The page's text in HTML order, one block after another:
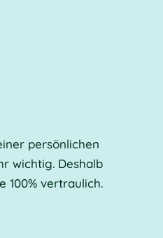
persönlichen
wichtig. Deshalb
100% vertraulich.